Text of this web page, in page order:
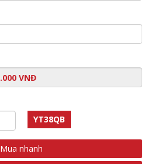
YT38QB
Mua nhanh